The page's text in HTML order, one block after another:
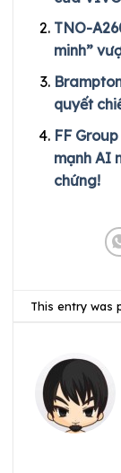
TNO-
minh”
quyết
FF
mạnh AI
chứng!
This entry was